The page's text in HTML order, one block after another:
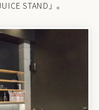
STAND」。